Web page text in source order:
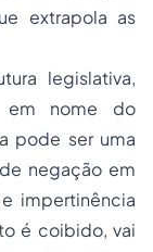
extrapola as
legislativa,
em nome do
pode ser uma
negação em
impertinência
é coibido, vai